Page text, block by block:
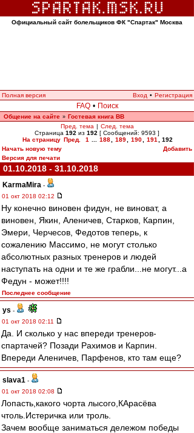
Официальный сайт болельщиков ФК "Спартак" Москва
Полная версия Вход • Регистрация
FAQ • Поиск
Общение на сайте » Гостевая книга ВВ
Пред. тема | След. тема
Страница 192 из 192 [ Сообщений: 9593 ]
На страницу Пред. 1 188 189 190 191
192
Начать новую тему
Добавить
Версия для печати
01.10.2018 - 31.10.2018
KarmaMira -
01 окт 2018 02:12
Ну конечно виновен фидун, не виноват, а
виновен, Якин, Аленичев, Старков, Карпин,
Эмери, Черчесов, Федотов теперь, к
сожалению Массимо, не могут столько
абсолютных разных тренеров и людей
наступать на одни и те же грабли...не могут...а
Федун - может!!!!
Последнее сообщение
ys -
01 окт 2018 02:11
Да. И сколько у нас впереди тренеров-
спартачей? Позади Рахимов и Карпин.
Впереди Аленичев, Парфенов, кто там еще?
slava1 -
01 окт 2018 02:08
Лопасть,какого чорта лысого,КАрасёва
чтоль.Истеричка или троль.
Зачем вообще заниматься дележом победы